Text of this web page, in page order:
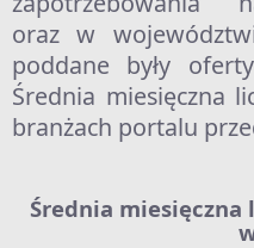
oraz w
poddane były
Średnia miesięczna
branżach portalu
Średnia